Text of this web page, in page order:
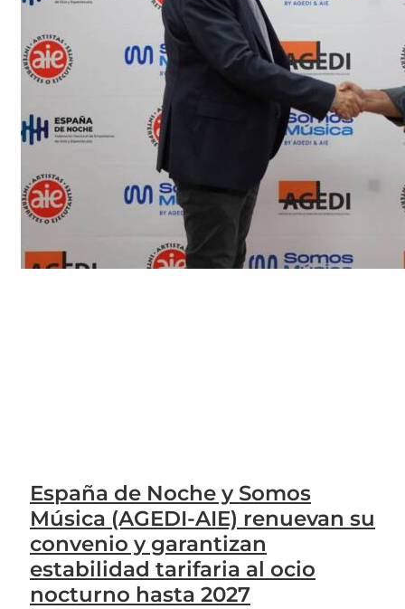
España de Noche y Somos
Música (AGEDI-AIE) renuevan su
convenio y garantizan
estabilidad tarifaria al ocio
nocturno hasta 2027